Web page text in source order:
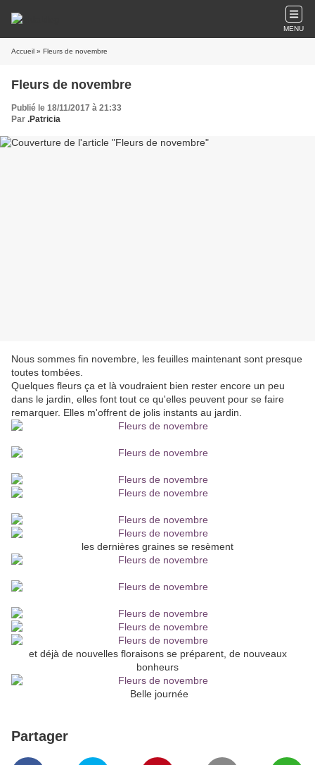
MENU
Accueil » Fleurs de novembre
Fleurs de novembre
Publié le 18/11/2017 à 21:33
Par .Patricia
Nous sommes fin novembre, les feuilles maintenant sont presque
toutes tombées.
Quelques fleurs ça et là voudraient bien rester encore un peu
dans le jardin, elles font tout ce qu'elles peuvent pour se faire
remarquer. Elles m'offrent de jolis instants au jardin.
les dernières graines se resèment
et déjà de nouvelles floraisons se préparent, de nouveaux
bonheurs
Belle journée
Partager